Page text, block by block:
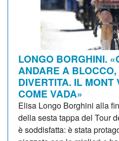
LONGO BORGHINI.
ANDARE A
DIVERTITA. IL
COME VADA»
Elisa Longo Borghini alla
della sesta tappa del Tour
è soddisfatta: è stata